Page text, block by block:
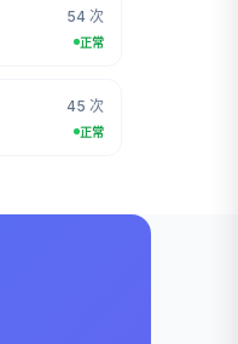
54 次
正常
45 次
正常